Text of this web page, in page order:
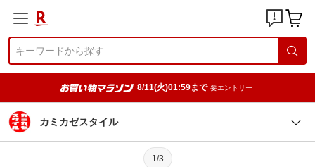
8/11(火)01:59まで 要エントリー
カミカゼスタイル
1/3